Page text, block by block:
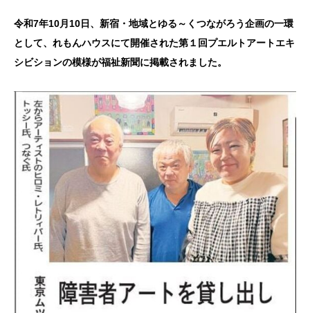
令和7年10月10日、新宿・地域とゆる～くつながろう企画の一環
として、れもんハウスにて開催された第１回プエルトアートエキ
シビションの模様が福祉新聞に掲載されました。